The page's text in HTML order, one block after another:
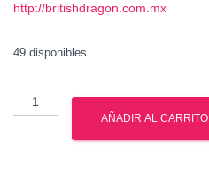
http://britishdragon.com.mx
49 disponibles
Ciclo
de
esteroides
AÑADIR AL CARRITO